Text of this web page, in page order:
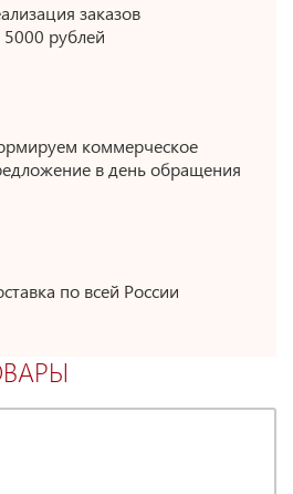
заказов
5000 рублей
коммерческое
в день обращения
по всей России